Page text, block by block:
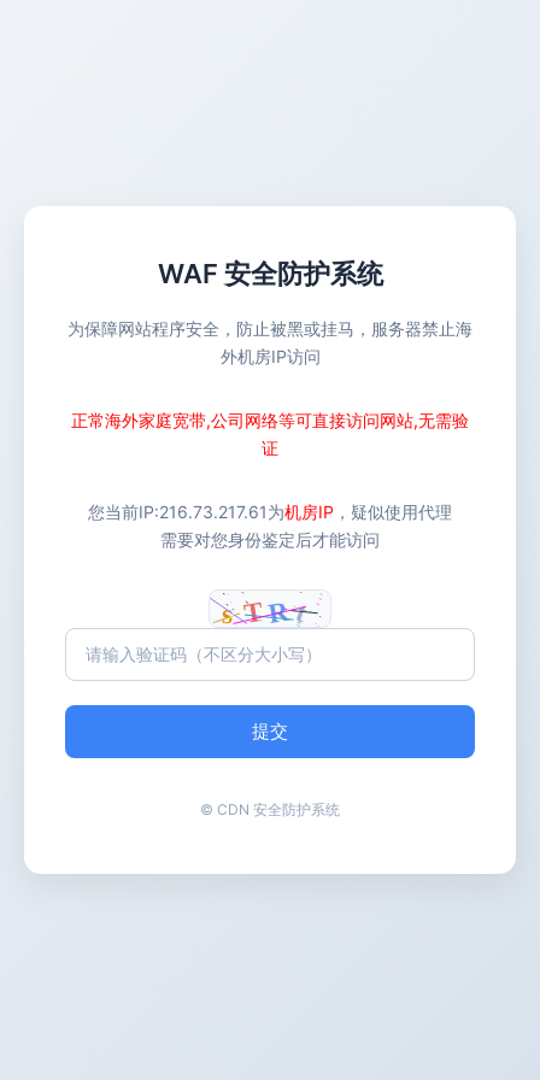
WAF 安全防护系统
为保障网站程序安全，防止被黑或挂马，服务器禁止海
外机房IP访问
正常海外家庭宽带,公司网络等可直接访问网站,无需验
证
您当前IP:216.73.217.61为机房IP ，疑似使用代理
需要对您身份鉴定后才能访问
提交
© CDN 安全防护系统